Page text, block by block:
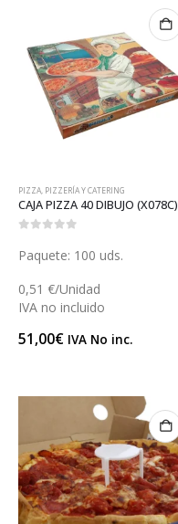
PIZZA, PIZZERÍA Y CATERING
CAJA PIZZA 40 DIBUJO (X078C)
Paquete: 100 uds.
0,51 €/Unidad
IVA no incluido
51,00€ IVA No inc.